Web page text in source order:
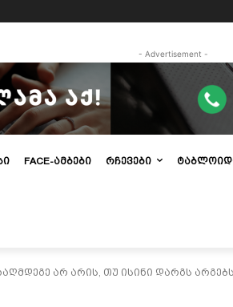
- Advertisement -
FACE-ᲐᲛᲑᲔᲑᲘ ᲠᲩᲔᲕᲔᲑᲘ
არ არის, თუ ისინი დარგს არგებს